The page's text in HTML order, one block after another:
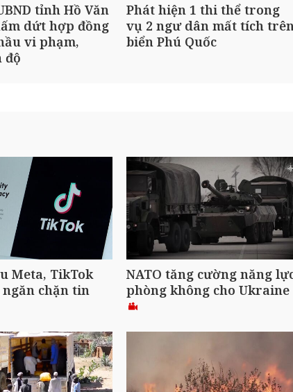
tỉnh Hồ Văn
dứt hợp đồng
vi phạm,
độ
Phát hiện 1 thi thể trong
vụ 2 ngư dân mất tích
biển Phú Quốc
Meta, TikTok
chặn tin
NATO tăng cường năng
phòng không cho Ukraine